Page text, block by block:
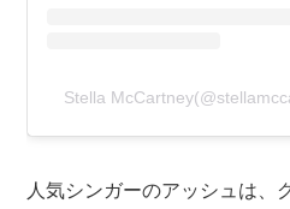
Stella
人気シンガーのアッシュは、